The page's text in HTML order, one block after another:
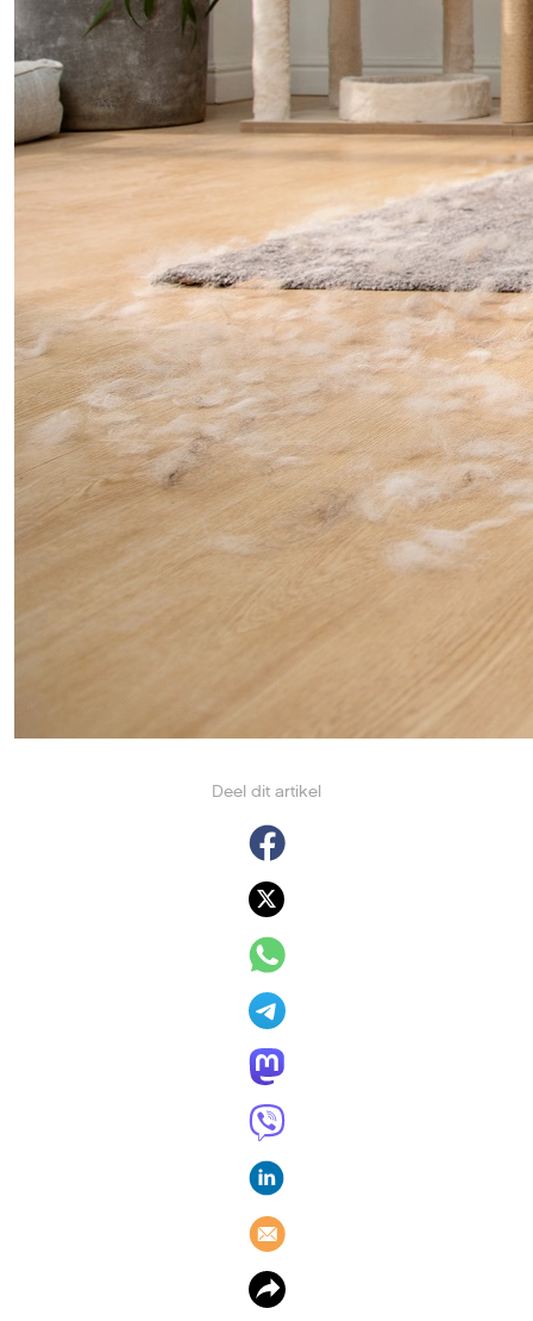
Deel dit artikel